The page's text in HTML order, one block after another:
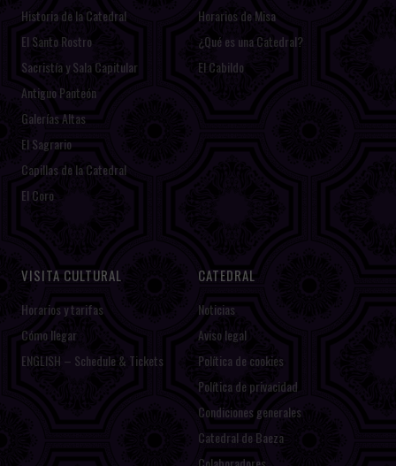
Historia de la Catedral
El Santo Rostro
Sacristía y Sala Capitular
Antiguo Panteón
Galerías Altas
El Sagrario
Capillas de la Catedral
El Coro
Horarios de Misa
¿Qué es una Catedral?
El Cabildo
VISITA CULTURAL
Horarios y tarifas
Cómo llegar
ENGLISH – Schedule & Tickets
CATEDRAL
Noticias
Aviso legal
Política de cookies
Política de privacidad
Condiciones generales
Catedral de Baeza